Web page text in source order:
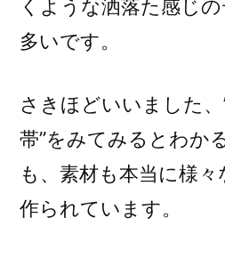
くような洒落た感じ
多いです。
さきほどいいました
帯”をみてみるとわか
も、素材も本当に様
作られています。